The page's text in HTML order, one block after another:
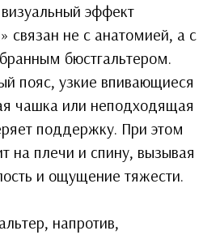
эффект
связан не с анатомией, а с
бюстгальтером.
пояс, узкие впивающиеся
чашка или неподходящая
поддержку. При этом
на плечи и спину, вызывая
и ощущение тяжести.
напротив,